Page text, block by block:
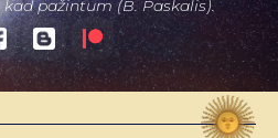
pažintum (B. Paskalis).